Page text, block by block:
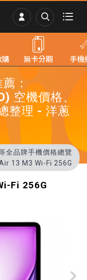
薦：
空機價格、
整理 - 洋蔥
全品牌手機價格總覽
13 M3 Wi-Fi 256G
Fi 256G
購 無卡分期 手機